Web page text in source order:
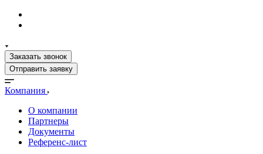
Заказать звонок
Отправить заявку
Компания
О компании
Партнеры
Документы
Референс-лист